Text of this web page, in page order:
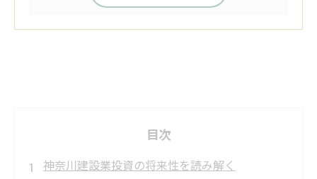
目次
神奈川建設業投資の将来性を読み解く